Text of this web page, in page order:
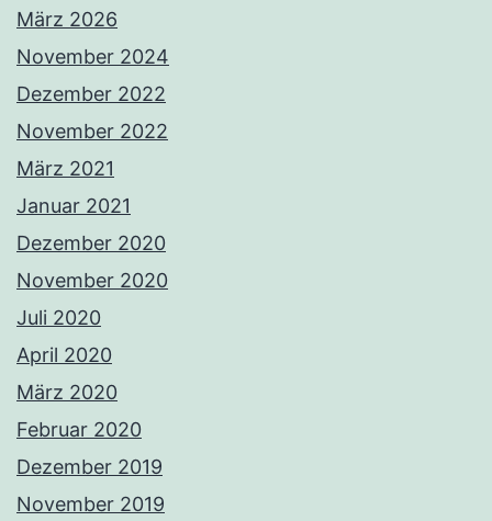
März 2026
November 2024
Dezember 2022
November 2022
März 2021
Januar 2021
Dezember 2020
November 2020
Juli 2020
April 2020
März 2020
Februar 2020
Dezember 2019
November 2019